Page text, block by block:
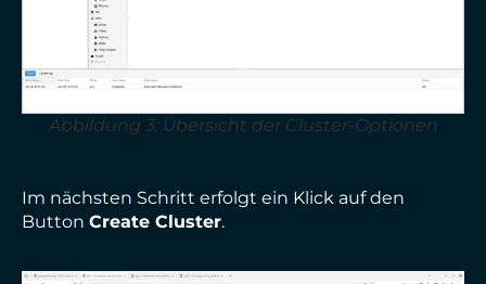
Abbildung 3: Übersicht der Cluster-Optionen
Im nächsten Schritt erfolgt ein Klick auf den
Button Create Cluster.